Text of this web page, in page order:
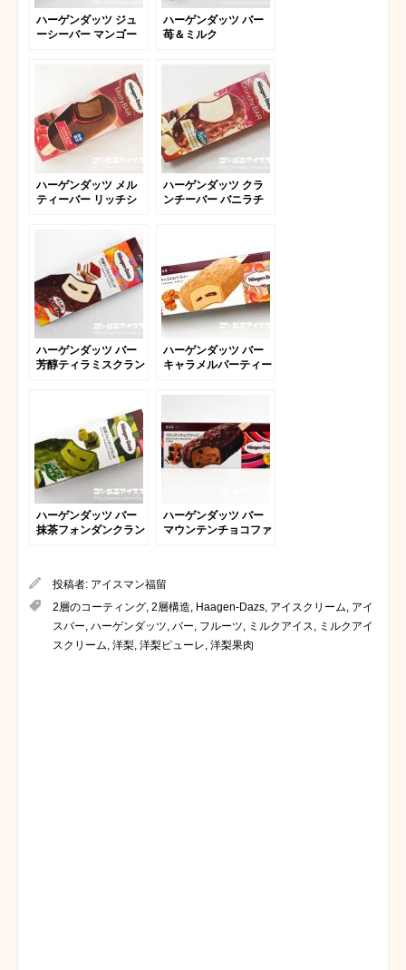
ハーゲンダッツ ジュ
ーシーバー マンゴー
ハーゲンダッツ バー
苺＆ミルク
ハーゲンダッツ メル
ティーバー リッチシ
ハーゲンダッツ クラ
ンチーバー バニラチ
ハーゲンダッツ バー
芳醇ティラミスクラン
ハーゲンダッツ バー
キャラメルパーティー
ハーゲンダッツ バー
抹茶フォンダンクラン
ハーゲンダッツ バー
マウンテンチョコファ
投稿者: アイスマン福留
2層のコーティング 2層構造 Haagen-Dazs アイスクリーム アイ
スバー ハーゲンダッツ バー フルーツ ミルクアイス
ミルクアイ
スクリーム 洋梨 洋梨ピューレ 洋梨果肉